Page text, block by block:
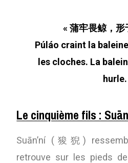
« 蒲牢畏鲸，形
Púláo craint la
les cloches. La
hurle.
Le cinquième fils :
Suān’ní (狻猊)
retrouve sur les pieds